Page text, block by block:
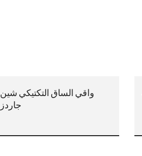
واقي الساق التكتيكي شين
جاردز